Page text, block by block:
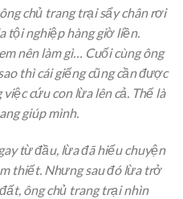
chủ trang trại sẩy chân rơi
tội nghiệp hàng giờ liền.
nên làm gì… Cuối cùng ông
thì cái giếng cũng cần được
cứu con lừa lên cả. Thế là
giúp mình.
từ đầu, lừa đã hiểu chuyện
thiết. Nhưng sau đó lừa trở
ông chủ trang trại nhìn